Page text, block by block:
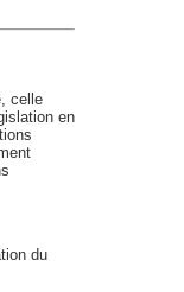
celle
en
du